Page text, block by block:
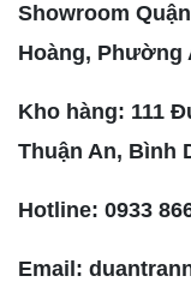
Showroom
Hoàng, Phường
Kho hàng: 111
Thuận An, Bình
Hotline: 0933
Email: